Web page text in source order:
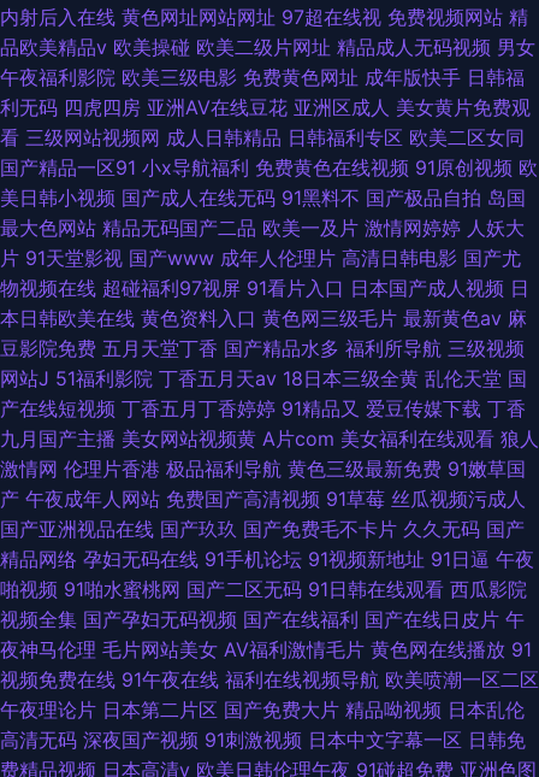
内射后入在线 黄色网址网站网址 97超在线视 免费视频网站 精
品欧美精品v 欧美操碰 欧美二级片网址 精品成人无码视频 男女
午夜福利影院 欧美三级电影 免费黄色网址 成年版快手 日韩福
利无码 四虎四房 亚洲AV在线豆花 亚洲区成人 美女黄片免费观
看 三级网站视频网 成人日韩精品 日韩福利专区 欧美二区女同
国产精品一区91 小x导航福利 免费黄色在线视频 91原创视频 欧
美日韩小视频 国产成人在线无码 91黑料不 国产极品自拍 岛国
最大色网站 精品无码国产二品 欧美一及片 激情网婷婷 人妖大
片 91天堂影视 国产www 成年人伦理片 高清日韩电影 国产尤
物视频在线 超碰福利97视屏 91看片入口 日本国产成人视频 日
本日韩欧美在线 黄色资料入口 黄色网三级毛片 最新黄色av 麻
豆影院免费 五月天堂丁香 国产精品水多 福利所导航 三级视频
网站J 51福利影院 丁香五月天av 18日本三级全黄 乱伦天堂 国
产在线短视频 丁香五月丁香婷婷 91精品又 爱豆传媒下载 丁香
九月国产主播 美女网站视频黄 A片com 美女福利在线观看 狼人
激情网 伦理片香港 极品福利导航 黄色三级最新免费 91嫩草国
产 午夜成年人网站 免费国产高清视频 91草莓 丝瓜视频污成人
国产亚洲视品在线 国产玖玖 国产免费毛不卡片 久久无码 国产
精品网络 孕妇无码在线 91手机论坛 91视频新地址 91日逼 午夜
啪视频 91啪水蜜桃网 国产二区无码 91日韩在线观看 西瓜影院
视频全集 国产孕妇无码视频 国产在线福利 国产在线日皮片 午
夜神马伦理 毛片网站美女 AV福利激情毛片 黄色网在线播放 91
视频免费在线 91午夜在线 福利在线视频导航 欧美喷潮一区二区
午夜理论片 日本第二片区 国产免费大片 精品呦视频 日本乱伦
高清无码 深夜国产视频 91刺激视频 日本中文字幕一区 日韩免
费精品视频 日本高清v 欧美日韩伦理午夜 91碰超免费 亚洲色图